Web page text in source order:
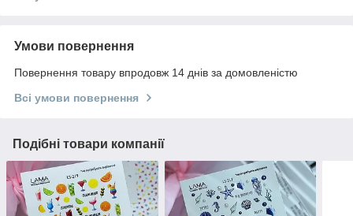
Умови повернення
Повернення товару впродовж 14 днів за домовленістю
Всі умови повернення
Подібні товари компанії